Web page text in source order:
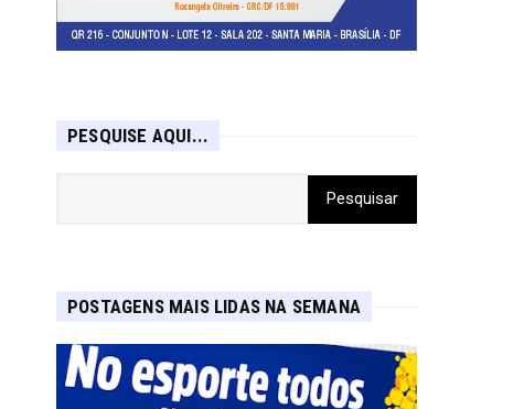
PESQUISE AQUI...
POSTAGENS MAIS LIDAS NA SEMANA